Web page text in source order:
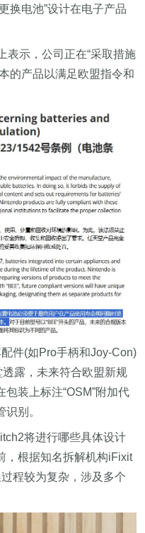
换电池”设计在电子产品
表示，公司正在“采取措施
的产品以满足欧盟指令和
件(如Pro手柄和Joy-Con)
透露，未来符合欧盟新规
装上标注“OSM”附加代
别。
将进行哪些具体设计
，根据知名拆解机构iFixit
程较为复杂，涉及多个